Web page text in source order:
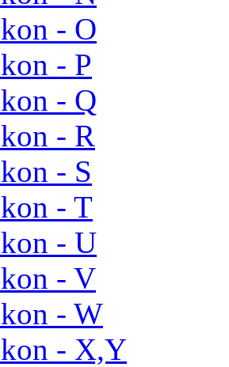
- O
- P
- Q
- R
- S
- T
- U
- V
- W
- X,Y